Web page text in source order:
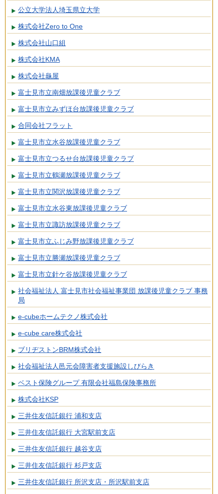
公立大学法人埼玉県立大学
株式会社Zero to One
株式会社山口組
株式会社KMA
株式会社龜屋
富士見市立南畑放課後児童クラブ
富士見市立みずほ台放課後児童クラブ
合同会社フラット
富士見市立水谷放課後児童クラブ
富士見市立つるせ台放課後児童クラブ
富士見市立鶴瀬放課後児童クラブ
富士見市立関沢放課後児童クラブ
富士見市立水谷東放課後児童クラブ
富士見市立諏訪放課後児童クラブ
富士見市立ふじみ野放課後児童クラブ
富士見市立勝瀬放課後児童クラブ
富士見市立針ケ谷放課後児童クラブ
社会福祉法人 富士見市社会福祉事業団 放課後児童クラブ 事務
局
e-cubeホームテクノ株式会社
e-cube care株式会社
ブリヂストンBRM株式会社
社会福祉法人邑元会障害者支援施設しびらき
ベスト保険グループ 有限会社福島保険事務所
株式会社KSP
三井住友信託銀行 浦和支店
三井住友信託銀行 大宮駅前支店
三井住友信託銀行 越谷支店
三井住友信託銀行 杉戸支店
三井住友信託銀行 所沢支店・所沢駅前支店